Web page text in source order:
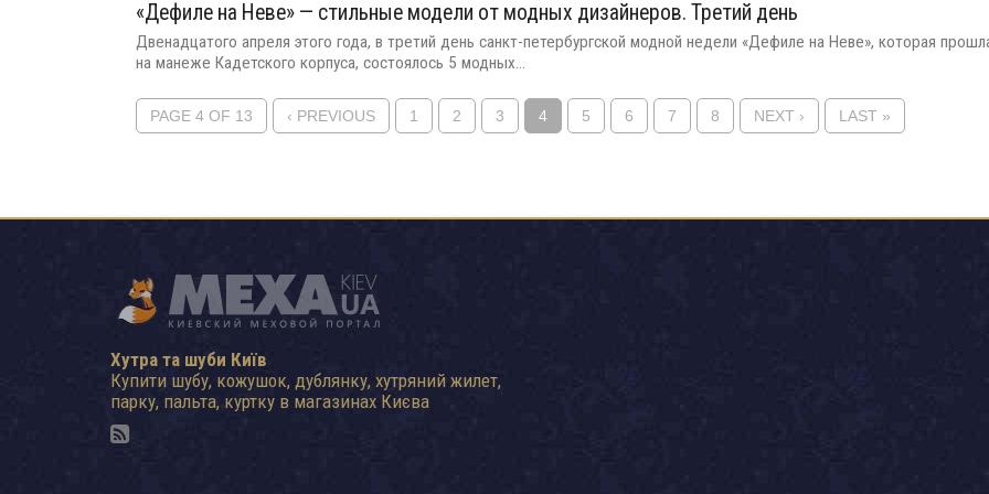
«Дефиле на Неве» — стильные модели от модных дизайнеров. Третий день
Двенадцатого апреля этого года, в третий день санкт-петербургской модной недели «Дефиле на Неве», которая
на манеже Кадетского корпуса, состоялось 5 модных...
PAGE 4 OF 13 ‹ PREVIOUS 1 2 3 4 5 6 7 8 NEXT › LAST »
Хутра та шуби Київ
Купити шубу, кожушок, дублянку, хутряний жилет,
парку, пальта, куртку в магазинах Києва